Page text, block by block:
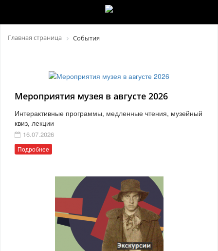
Главная страница События
Мероприятия музея в августе 2026
Интерактивные программы, медленные чтения, музейный
квиз, лекции
16.07.2026
Подробнее